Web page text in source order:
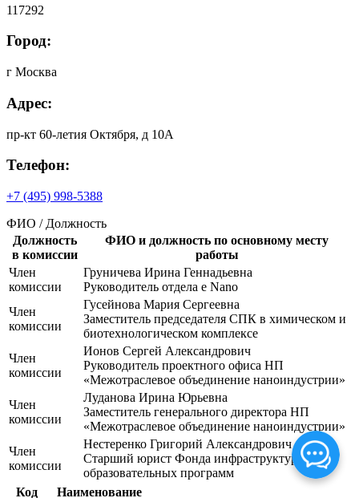
117292
Город:
г Москва
Адрес:
пр-кт 60-летия Октября, д 10А
Телефон:
+7 (495) 998-5388
ФИО / Должность
Должность
в комиссии
ФИО и должность по основному месту
работы
Член
комиссии
Груничева Ирина Геннадьевна
Руководитель отдела e Nano
Член
комиссии
Гусейнова Мария Сергеевна
Заместитель председателя СПК в химическом и
биотехнологическом комплексе
Член
комиссии
Ионов Сергей Александрович
Руководитель проектного офиса НП
«Межотраслевое объединение наноиндустрии»
Член
комиссии
Луданова Ирина Юрьевна
Заместитель генерального директора НП
«Межотраслевое объединение наноиндустрии»
Член
комиссии
Нестеренко Григорий Александрович
Старший юрист Фонда инфраструктурных и
образовательных программ
Код
Наименование